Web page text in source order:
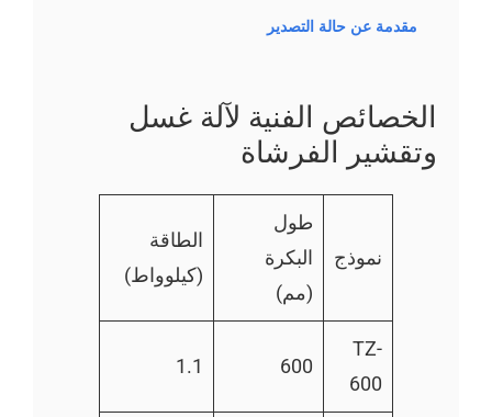
مقدمة عن حالة التصدير
الخصائص الفنية لآلة غسل
وتقشير الفرشاة
نموذج
طول
البكرة
(مم)
الطاقة
(كيلوواط)